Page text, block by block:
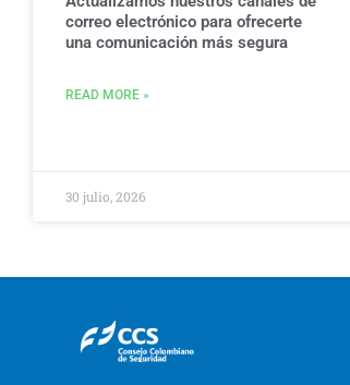
correo electrónico para ofrecerte
una comunicación más segura
READ MORE »
30 julio, 2026